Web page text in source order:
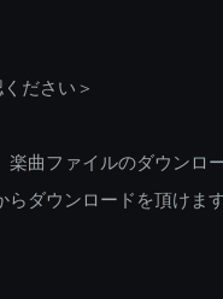
ださい＞
曲ファイルのダウンロ
ダウンロードを頂けま